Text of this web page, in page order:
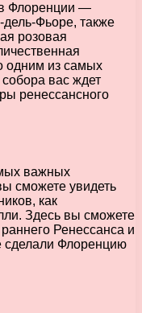
Флоренции —
Фьоре, также
розовая
одним из самых
вас ждет
ренессансного
важных
сможете увидеть
как
Здесь вы сможете
Ренессанса и
сделали Флоренцию